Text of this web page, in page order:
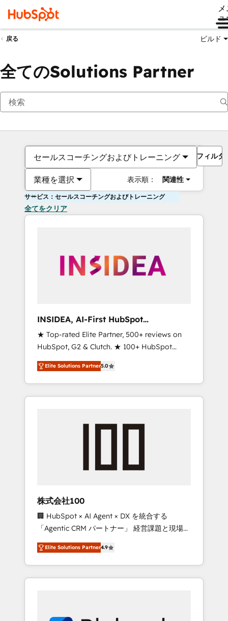
ュ
戻る ビルド
全てのSolutions Partner
セールスコーチングおよびトレーニング
業種を選択 表示順： 関連性
フィルタ
サービス：セールスコーチングおよびトレーニング
全てをクリア
INSIDEA, AI-First HubSpot
Onboarding & RevOps
★ Top-rated Elite Partner, 500+ reviews on
HubSpot, G2 & Clutch. ★ 100+ HubSpot
Certified Experts & Trainers across the team
★ 1,500+ implementations across five
continents ★ AI-First, RevOps-led,
Onboarding obsessed ★ Company of the
engine. We onboard your team, migrate your
from any legacy CRM. Zero downtime, full
data integrity. ➤ Implementation: Configure
HubSpot to run your revenue process. Sales,
marketing, and service wired together. ➤ AI
and Integrations: Layer Breeze AI, custom
agents, and APIs to remove manual work. ➤
Ongoing Management: Monthly tune-ups,
portal? We are built for the work.
Elite Solutions Partner5.0
株式会社100
🏢 HubSpot × AI Agent × DX を統合する
「Agentic CRM パートナー」 経営課題と現場業
務をつなぐAIネイティブ・エージェンシーとし
て、HubSpot Eliteの実装力で顧客フロント業務
を再設計します。 💡 100inc は何をする会社
か？ HubSpotを共通基盤に、AIエージェントを
Elite Solutions Partner4.9